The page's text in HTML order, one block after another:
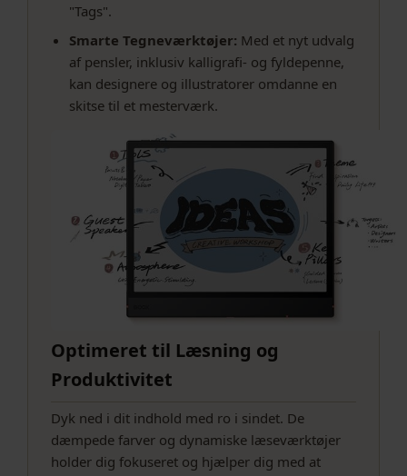
"Tags".
Smarte Tegneværktøjer: Med et nyt udvalg
af pensler, inklusiv kalligrafi- og fyldepenne,
kan designere og illustratorer omdanne en
skitse til et mesterværk.
Optimeret til Læsning og
Produktivitet
Dyk ned i dit indhold med ro i sindet. De
dæmpede farver og dynamiske læseværktøjer
holder dig fokuseret og hjælper dig med at